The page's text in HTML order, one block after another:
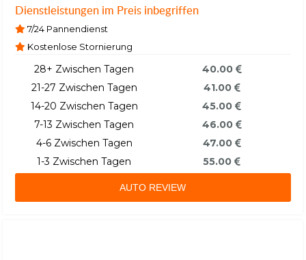
Dienstleistungen im Preis inbegriffen
7/24 Pannendienst
Kostenlose Stornierung
28+ Zwischen Tagen
21-27 Zwischen Tagen
14-20 Zwischen Tagen
7-13 Zwischen Tagen
4-6 Zwischen Tagen
1-3 Zwischen Tagen
40.00
41.00
45.00
46.00
47.00
55.00
AUTO REVIEW